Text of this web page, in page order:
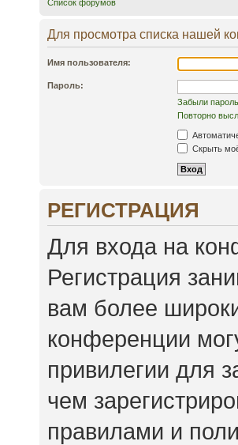
Список форумов
Для просмотра списка нашей
Имя пользователя:
Пароль:
Забыли
Повторно
Скрыть
РЕГИСТРАЦИЯ
Для входа на
Регистрация
вам более
конференции
привилегии для
чем
правилами и